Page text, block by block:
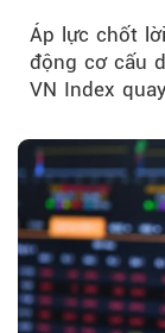
Index giảm
Áp lực chốt
động cơ cấu
VN Index